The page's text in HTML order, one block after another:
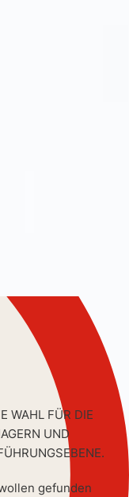
WAHL FÜR DIE
UND
gefunden